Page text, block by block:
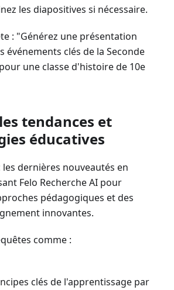
les diapositives si nécessaire.
: "Générez une présentation
événements clés de la Seconde
une classe d'histoire de 10e
tendances et
éducatives
les dernières nouveautés en
Felo Recherche AI pour
pédagogiques et des
innovantes.
comme :
clés de l'apprentissage par